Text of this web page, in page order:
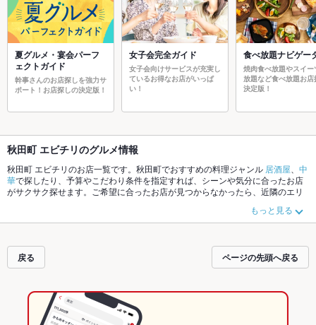
夏グルメ・宴会パーフ
ェクトガイド
幹事さんのお店探しを強力サ
ポート！お店探しの決定版！
女子会完全ガイド
女子会向けサービスが充実し
ているお得なお店がいっぱ
い！
食べ放題ナビゲー
焼肉食べ放題やスイー
放題など食べ放題お店
決定版！
秋田町 エビチリのグルメ情報
秋田町 エビチリのお店一覧です。秋田町でおすすめの料理ジャンル 居酒屋
中
華で探したり、予算やこだわり条件を指定すれば、シーンや気分に合ったお店
がサクサク探せます。ご希望に合ったお店が見つからなかったら、近隣のエリ
、お茶漬け、 手
羽先や季節のおすすめ料理など、お店の最新情報をご紹介しているので安心！
飲み会にも、会社の宴会にも、デートやパーティーにもお得に便利にホットペ
ッパーグルメをご利用ください。
もっと見る
戻る ページの先頭へ戻る